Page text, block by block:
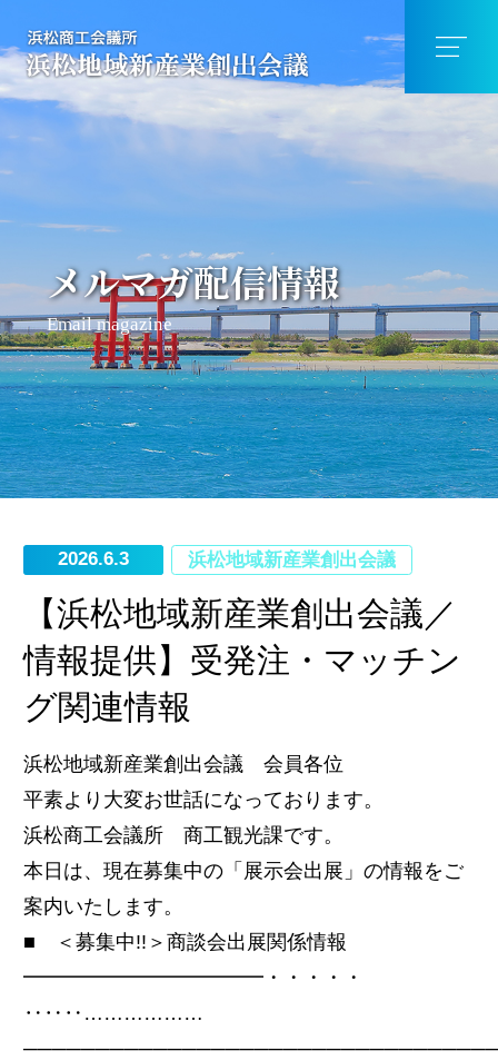
メルマガ配信情報
Email magazine
2026.6.3 浜松地域新産業創出会議
【浜松地域新産業創出会議／
情報提供】受発注・マッチン
グ関連情報
浜松地域新産業創出会議 会員各位
平素より大変お世話になっております。
浜松商工会議所 商工観光課です。
本日は、現在募集中の「展示会出展」の情報をご
案内いたします。
■ ＜募集中!!＞商談会出展関係情報
━━━━━━━━━━━━・・・・・
‥‥‥………………